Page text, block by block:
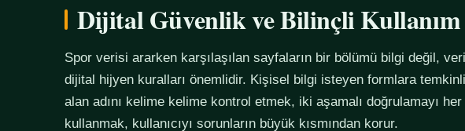
Dijital Güvenlik ve Bilinçli Kullanım
Spor verisi ararken karşılaşılan sayfaların bir bölümü bilgi değil,
dijital hijyen kuralları önemlidir. Kişisel bilgi isteyen formlara
alan adını kelime kelime kontrol etmek, iki aşamalı doğrulamayı
kullanmak, kullanıcıyı sorunların büyük kısmından korur.